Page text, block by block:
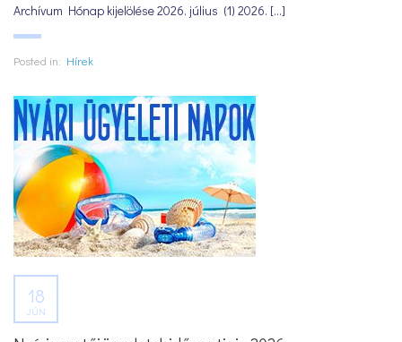
Archívum Hónap kijelölése 2026. július (1) 2026. [...]
Posted in: Hírek
18
JÚN